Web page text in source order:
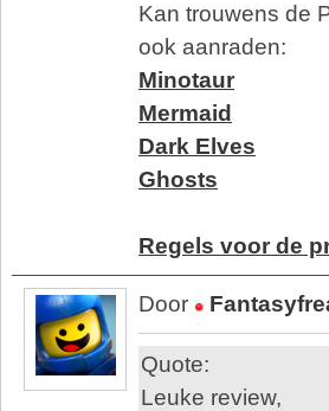
Kan trouwens de
ook aanraden:
Minotaur
Mermaid
Dark Elves
Ghosts
Regels voor de
Door
Quote:
Leuke review,